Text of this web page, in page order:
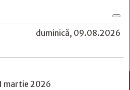
duminică, 09.08.2026
martie 2026